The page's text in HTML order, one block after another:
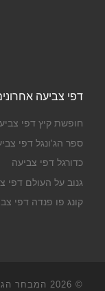
דפי צביעה
חופשת קיץ דפי
ספר הג'ונגל דפי
כדורגל דפי צביעה
גנוב על העולם דפי
קונג פו פנדה דפי
© 2026
המבחר